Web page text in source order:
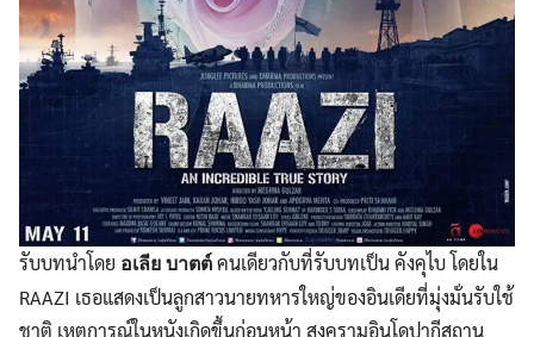
รับบทนำโดย อเลีย บาตต์ คนเดียวกับที่รับบทเป็น คังคุไบ โดยใน
RAAZI เธอแสดงเป็นลูกสาวนายทหารใหญ่ของอินเดียที่มุ่งมั่นรับใช้
ชาติ เหตุการณ์ในหนังเกิดขึ้นก่อนหน้า สงครามอินโดปากีสถาน